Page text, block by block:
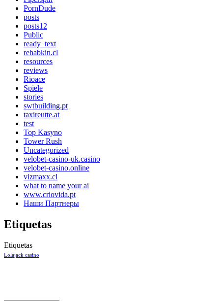
PornDude
posts
posts12
Public
ready_text
rehabkin.cl
resources
reviews
Rioace
Spiele
stories
swtbuilding.pt
taxireutte.at
test
Top Kasyno
Tower Rush
Uncategorized
velobet-casino-uk.casino
velobet-casino.online
vizmaxx.cl
what to name your ai
www.criovida.pt
Наши Партнеры
Etiquetas
Etiquetas
Lolajack casino